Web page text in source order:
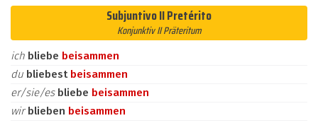
Subjuntivo II Pretérito
Konjunktiv II Präteritum
ich bliebe beisammen
du bliebest beisammen
er/sie/es bliebe beisammen
wirblieben beisammen